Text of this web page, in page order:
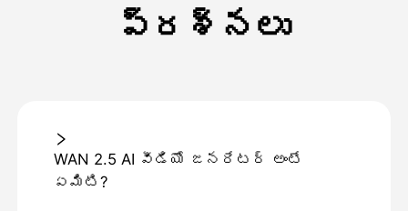
ప్రశ్నలు
WAN 2.5 AI వీడియో జనరేటర్ అంటే
ఏమిటి?